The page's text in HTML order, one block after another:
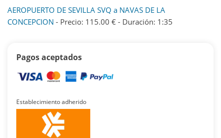
AEROPUERTO DE SEVILLA SVQ a NAVAS DE LA
CONCEPCION - Precio: 115.00 € - Duración: 1:35
Pagos aceptados
Establecimiento adherido